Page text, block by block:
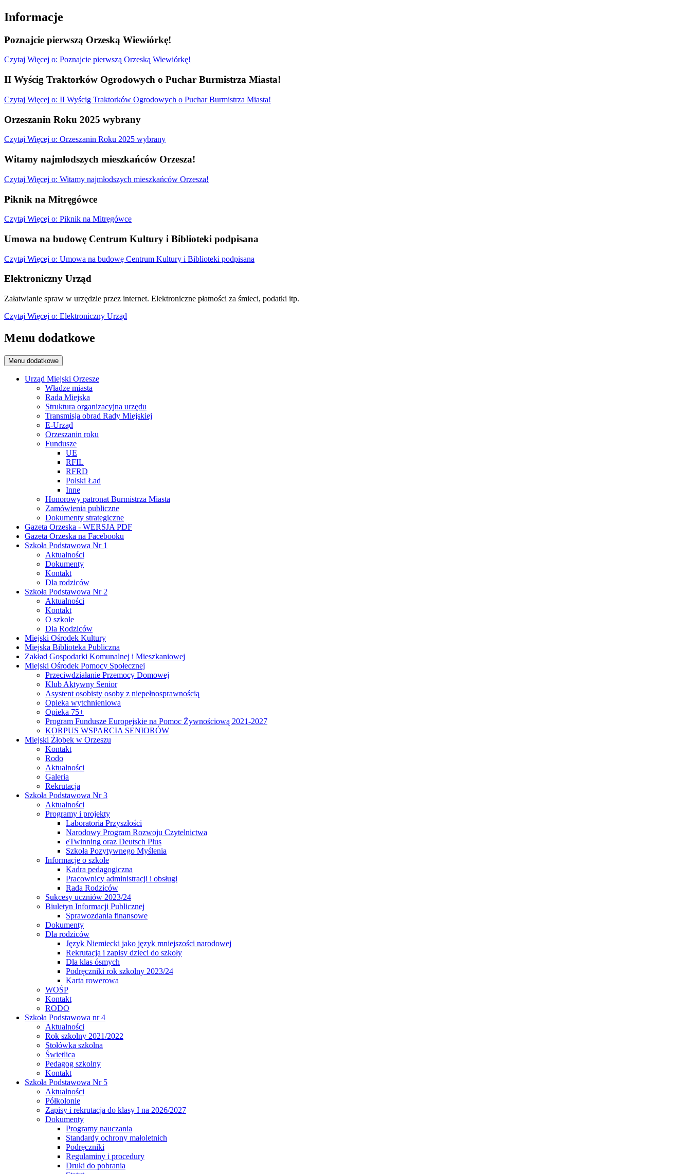
Informacje
Poznajcie pierwszą Orzeską Wiewiórkę!
Czytaj Więcej o: Poznajcie pierwszą Orzeską Wiewiórkę!
II Wyścig Traktorków Ogrodowych o Puchar Burmistrza Miasta!
Czytaj Więcej o: II Wyścig Traktorków Ogrodowych o Puchar Burmistrza Miasta!
Orzeszanin Roku 2025 wybrany
Czytaj Więcej o: Orzeszanin Roku 2025 wybrany
Witamy najmłodszych mieszkańców Orzesza!
Czytaj Więcej o: Witamy najmłodszych mieszkańców Orzesza!
Piknik na Mitręgówce
Czytaj Więcej o: Piknik na Mitręgówce
Umowa na budowę Centrum Kultury i Biblioteki podpisana
Czytaj Więcej o: Umowa na budowę Centrum Kultury i Biblioteki podpisana
Elektroniczny Urząd
Załatwianie spraw w urzędzie przez internet. Elektroniczne płatności za śmieci, podatki itp.
Czytaj Więcej o: Elektroniczny Urząd
Menu dodatkowe
Menu dodatkowe
Urząd Miejski Orzesze
Władze miasta
Rada Miejska
Struktura organizacyjna urzędu
Transmisja obrad Rady Miejskiej
E-Urząd
Orzeszanin roku
Fundusze
UE
RFIL
RFRD
Polski Ład
Inne
Honorowy patronat Burmistrza Miasta
Zamówienia publiczne
Dokumenty strategiczne
Gazeta Orzeska - WERSJA PDF
Gazeta Orzeska na Facebooku
Szkoła Podstawowa Nr 1
Aktualności
Dokumenty
Kontakt
Dla rodziców
Szkoła Podstawowa Nr 2
Aktualności
Kontakt
O szkole
Dla Rodziców
Miejski Ośrodek Kultury
Miejska Biblioteka Publiczna
Zakład Gospodarki Komunalnej i Mieszkaniowej
Miejski Ośrodek Pomocy Społecznej
Przeciwdziałanie Przemocy Domowej
Klub Aktywny Senior
Asystent osobisty osoby z niepełnosprawnością
Opieka wytchnieniowa
Opieka 75+
Program Fundusze Europejskie na Pomoc Żywnościową 2021-2027
KORPUS WSPARCIA SENIORÓW
Miejski Żłobek w Orzeszu
Kontakt
Rodo
Aktualności
Galeria
Rekrutacja
Szkoła Podstawowa Nr 3
Aktualności
Programy i projekty
Laboratoria Przyszłości
Narodowy Program Rozwoju Czytelnictwa
eTwinning oraz Deutsch Plus
Szkoła Pozytywnego Myślenia
Informacje o szkole
Kadra pedagogiczna
Pracownicy administracji i obsługi
Rada Rodziców
Sukcesy uczniów 2023/24
Biuletyn Informacji Publicznej
Sprawozdania finansowe
Dokumenty
Dla rodziców
Język Niemiecki jako język mniejszości narodowej
Rekrutacja i zapisy dzieci do szkoły
Dla klas ósmych
Podręczniki rok szkolny 2023/24
Karta rowerowa
WOŚP
Kontakt
RODO
Szkoła Podstawowa nr 4
Aktualności
Rok szkolny 2021/2022
Stołówka szkolna
Świetlica
Pedagog szkolny
Kontakt
Szkoła Podstawowa Nr 5
Aktualności
Półkolonie
Zapisy i rekrutacja do klasy I na 2026/2027
Dokumenty
Programy nauczania
Standardy ochrony małoletnich
Podręczniki
Regulaminy i procedury
Druki do pobrania